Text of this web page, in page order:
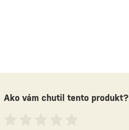
Ako vám chutil tento produkt?